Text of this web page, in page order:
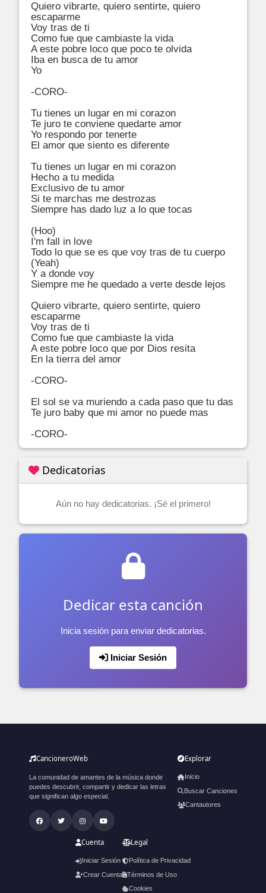
Quiero vibrarte, quiero sentirte, quiero
escaparme
Voy tras de ti
Como fue que cambiaste la vida
A este pobre loco que poco te olvida
Iba en busca de tu amor
Yo
-CORO-
Tu tienes un lugar en mi corazon
Te juro te conviene quedarte amor
Yo respondo por tenerte
El amor que siento es diferente
Tu tienes un lugar en mi corazon
Hecho a tu medida
Exclusivo de tu amor
Si te marchas me destrozas
Siempre has dado luz a lo que tocas
(Hoo)
I'm fall in love
Todo lo que se es que voy tras de tu cuerpo
(Yeah)
Y a donde voy
Siempre me he quedado a verte desde lejos
Quiero vibrarte, quiero sentirte, quiero
escaparme
Voy tras de ti
Como fue que cambiaste la vida
A este pobre loco que por Dios resita
En la tierra del amor
-CORO-
El sol se va muriendo a cada paso que tu das
Te juro baby que mi amor no puede mas
-CORO-
Dedicatorias
Aún no hay dedicatorias. ¡Sé el primero!
Dedicar esta canción
Inicia sesión para enviar dedicatorias.
Iniciar Sesión
CancioneroWeb
La comunidad de amantes de la música donde
puedes descubrir, compartir y dedicar las letras
que significan algo especial.
Explorar
Inicio
Buscar Canciones
Cantautores
Cuenta
Iniciar Sesión
Crear Cuenta
Legal
Política de Privacidad
Términos de Uso
Cookies